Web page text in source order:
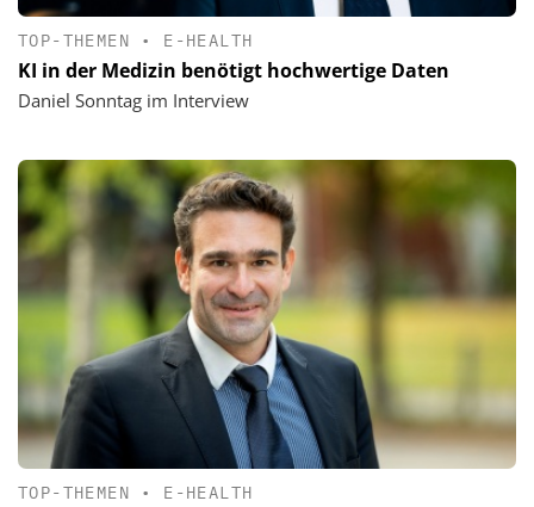
TOP-THEMEN • E-HEALTH
KI in der Medizin benötigt hochwertige Daten
Daniel Sonntag im Interview
TOP-THEMEN • E-HEALTH